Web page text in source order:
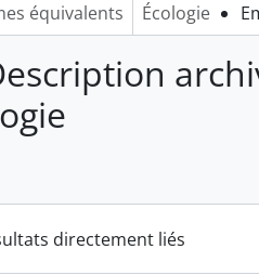
équivalents
Écologie
directement liés